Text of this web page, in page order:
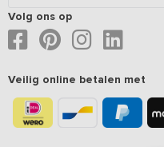
Volg ons op
Veilig online betalen met